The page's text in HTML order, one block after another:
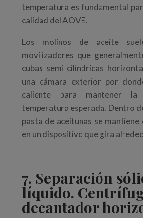
temperatura es fundamental
calidad del AOVE.
Los molinos de aceite
movilizadores que
cubas semi cilíndricas
una cámara exterior por
caliente para mantener
temperatura esperada. Dentro
pasta de aceitunas se mantiene
en un dispositivo que gira
7. Separación
líquido.
decantador